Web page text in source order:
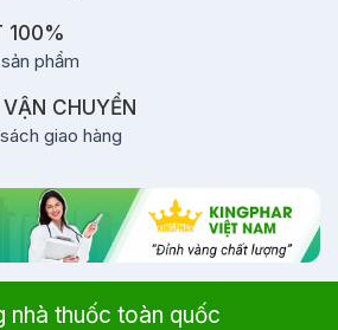
100%
phẩm
CHUYỂN
giao hàng
nhà thuốc toàn quốc